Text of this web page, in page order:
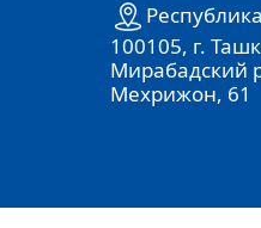
100105, г.
Мирабадский
Мехрижон, 61